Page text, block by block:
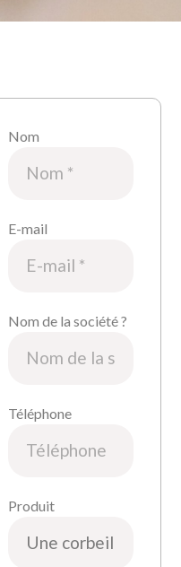
Nom
E-mail
Nom de la société ?
Téléphone
Produit